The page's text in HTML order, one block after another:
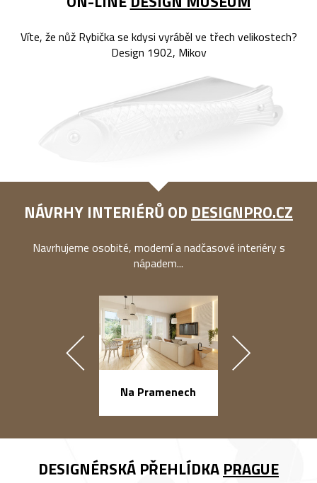
Víte, že nůž Rybička se kdysi vyráběl ve třech velikostech?
Design 1902, Mikov
NÁVRHY INTERIÉRŮ OD DESIGNPRO.CZ
Navrhujeme osobité, moderní a nadčasové interiéry s
nápadem...
Na Pramenech
DESIGNÉRSKÁ PŘEHLÍDKA PRAGUE